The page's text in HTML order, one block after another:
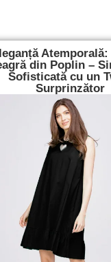
din Poplin –
Sofisticată cu un
Surprinzător